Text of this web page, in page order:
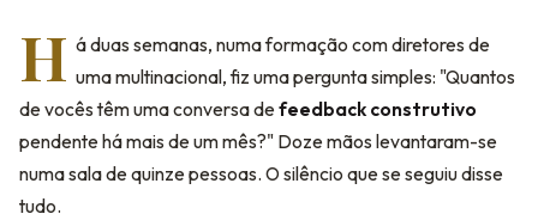
H á duas semanas, numa formação com diretores de
uma multinacional, fiz uma pergunta simples: "Quantos
de vocês têm uma conversa de feedback construtivo
pendente há mais de um mês?" Doze mãos levantaram-se
numa sala de quinze pessoas. O silêncio que se seguiu disse
tudo.